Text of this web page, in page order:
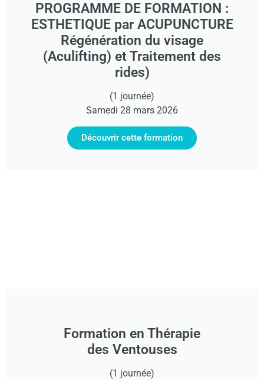
PROGRAMME DE FORMATION :
ESTHETIQUE par ACUPUNCTURE
Régénération du visage
(Aculifting) et Traitement des
rides)
(1 journée)
Samedi 28 mars 2026
Découvrir cette formation
Formation en Thérapie
des Ventouses
(1 journée)